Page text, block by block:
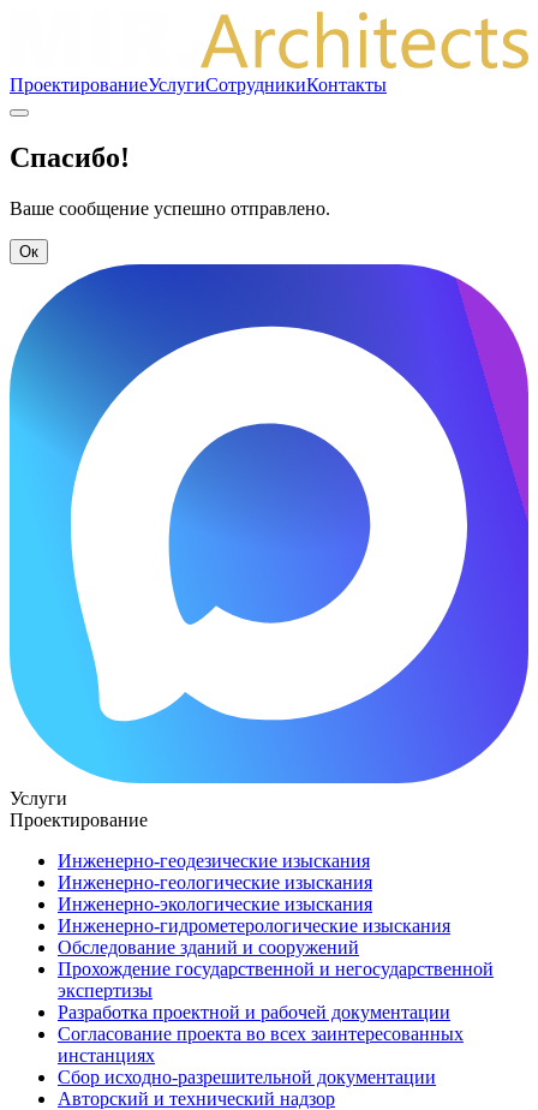
ПроектированиеУслугиСотрудникиКонтакты
Спасибо!
Ваше сообщение успешно отправлено.
Ок
Услуги
Проектирование
Инженерно-геодезические изыскания
Инженерно-геологические изыскания
Инженерно-экологические изыскания
Инженерно-гидрометерологические изыскания
Обследование зданий и сооружений
Прохождение государственной и негосударственной
экспертизы
Разработка проектной и рабочей документации
Согласование проекта во всех заинтересованных
инстанциях
Сбор исходно-разрешительной документации
Авторский и технический надзор